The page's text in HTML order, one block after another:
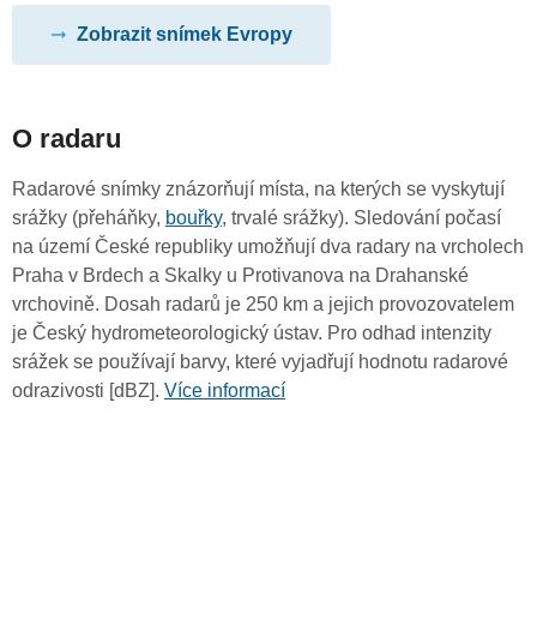
Zobrazit snímek Evropy
O radaru
Radarové snímky znázorňují místa, na kterých se vyskytují
srážky (přeháňky, bouřky, trvalé srážky). Sledování počasí
na území České republiky umožňují dva radary na vrcholech
Praha v Brdech a Skalky u Protivanova na Drahanské
vrchovině. Dosah radarů je 250 km a jejich provozovatelem
je Český hydrometeorologický ústav. Pro odhad intenzity
srážek se používají barvy, které vyjadřují hodnotu radarové
odrazivosti [dBZ]. Více informací